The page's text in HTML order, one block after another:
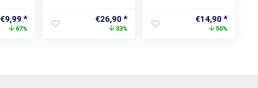
Ursprünglicher
Preis
€9,99 Aktueller
Preis
67%
Ursprünglicher
Preis
€26,90 Aktueller
Preis
33%
Ursprünglicher
Preis
€14,90 Aktueller
Preis
50%